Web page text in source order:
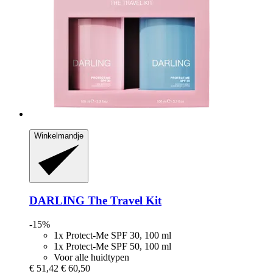
Winkelmandje
DARLING The Travel Kit
-15%
1x Protect-Me SPF 30, 100 ml
1x Protect-Me SPF 50, 100 ml
Voor alle huidtypen
€ 51,42 € 60,50